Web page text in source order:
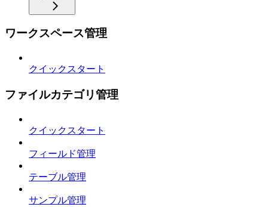
ワークスペース管理
クイックスタート
ファイルカテゴリ管理
クイックスタート
フィールド管理
テーブル管理
サンプル管理